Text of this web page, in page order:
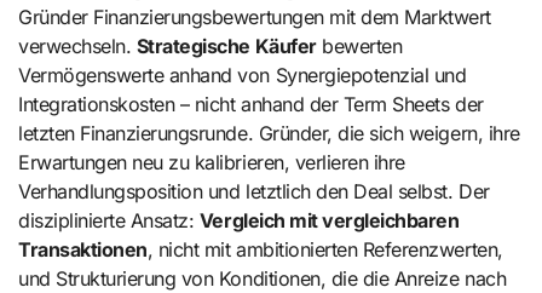
Gründer Finanzierungsbewertungen mit dem Marktwert
verwechseln. Strategische Käuferbewerten
Vermögenswerte anhand von Synergiepotenzial und
Integrationskosten – nicht anhand der Term Sheets der
letzten Finanzierungsrunde. Gründer, die sich weigern, ihre
Erwartungen neu zu kalibrieren, verlieren ihre
Verhandlungsposition und letztlich den Deal selbst. Der
disziplinierte Ansatz: Vergleich mit vergleichbaren
Transaktionen, nicht mit ambitionierten Referenzwerten,
und Strukturierung von Konditionen, die die Anreize nach